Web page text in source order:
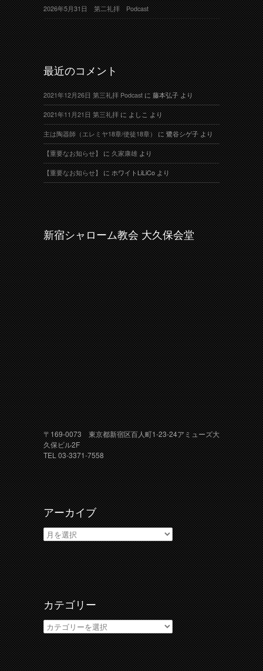
2026年5月31日 第二礼拝 Podcast
最近のコメント
2021年12月26日 第三礼拝 Podcastに藤本弘子より
2021年11月21日 第三礼拝によしこより
主は陶器師（エレミヤ18章/使徒18章）に鷺谷シゲ子より
【重要なお知らせ】に久家康雄より
【重要なお知らせ】にホワイトLiLiCoより
新宿シャローム教会 大久保会堂
〒169-0073 東京都新宿区百人町1-23-24アミューズ大
久保ビル2F
TEL 03-3371-7558
アーカイブ
ア
ー
カ
イ
ブ
カテゴリー
カ
テ
ゴ
リ
ー